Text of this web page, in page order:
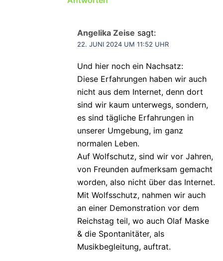
Angelika Zeise sagt:
22. JUNI 2024 UM 11:52 UHR
Und hier noch ein Nachsatz:
Diese Erfahrungen haben wir auch
nicht aus dem Internet, denn dort
sind wir kaum unterwegs, sondern,
es sind tägliche Erfahrungen in
unserer Umgebung, im ganz
normalen Leben.
Auf Wolfschutz, sind wir vor Jahren,
von Freunden aufmerksam gemacht
worden, also nicht über das Internet.
Mit Wolfsschutz, nahmen wir auch
an einer Demonstration vor dem
Reichstag teil, wo auch Olaf Maske
& die Spontanitäter, als
Musikbegleitung, auftrat.